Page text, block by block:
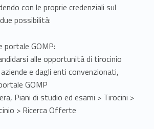
con le proprie credenziali sul
possibilità:
portale GOMP:
alle opportunità di tirocinio
e dagli enti convenzionati,
GOMP
Piani di studio ed esami > Tirocini >
> Ricerca Offerte